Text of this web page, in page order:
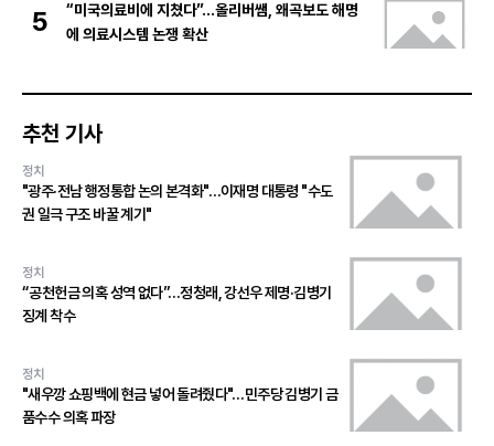
5
“미국의료비에 지쳤다”…올리버쌤, 왜곡보도 해명
에 의료시스템 논쟁 확산
추천 기사
정치
"광주·전남 행정통합 논의 본격화"…이재명 대통령 "수도
권 일극 구조 바꿀 계기"
정치
“공천헌금 의혹 성역 없다”…정청래, 강선우 제명·김병기
징계 착수
정치
"새우깡 쇼핑백에 현금 넣어 돌려줬다"…민주당 김병기 금
품수수 의혹 파장